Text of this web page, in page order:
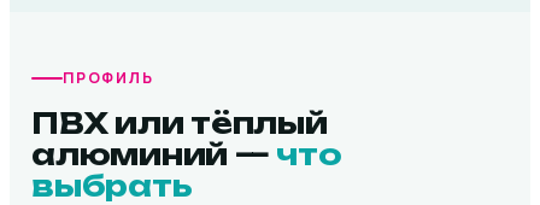
ПРОФИЛЬ
ПВХ или тёплый
алюминий — что
выбрать